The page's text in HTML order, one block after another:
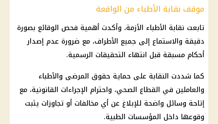
موقف نقابة الأطباء من الواقعة
تابعت نقابة الأطباء الأزمة، وأكدت أهمية فحص الوقائع بصورة
دقيقة والاستماع إلى جميع الأطراف، مع ضرورة عدم إصدار
أحكام مسبقة قبل انتهاء التحقيقات الرسمية.
كما شددت النقابة على حماية حقوق المرضى والأطباء
والعاملين في القطاع الصحي، واحترام الإجراءات القانونية، مع
إتاحة وسائل واضحة للإبلاغ عن أي مخالفات أو تجاوزات يثبت
وقوعها داخل المؤسسات الطبية.